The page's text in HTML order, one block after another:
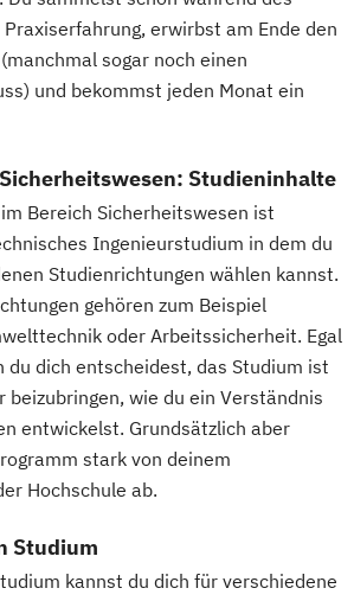
Digital
Management
& Global Brands
& E-Commerce
Human Resource
Advanced Finance
International
Outdoor Studies
& User Experience
erwirbst am Ende den
sogar noch einen
und bekommst jeden Monat ein
Studieninhalte
Bereich Sicherheitswesen ist
Ingenieurstudium in dem du
Studienrichtungen wählen kannst.
gehören zum Beispiel
oder Arbeitssicherheit. Egal
du dich entscheidest, das Studium ist
beizubringen, wie du ein Verständnis
entwickelst. Grundsätzlich aber
stark von deinem
Hochschule ab.
Studium
kannst du dich für verschiedene